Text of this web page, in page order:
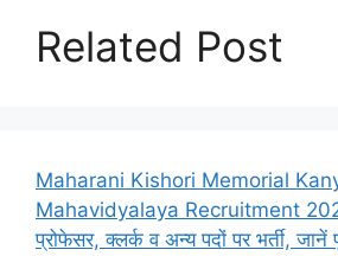
Related Post
Maharani Kishori Memorial
Mahavidyalaya Recruitment
प्रोफेसर, क्लर्क व अन्य पदों पर भर्ती, जानें